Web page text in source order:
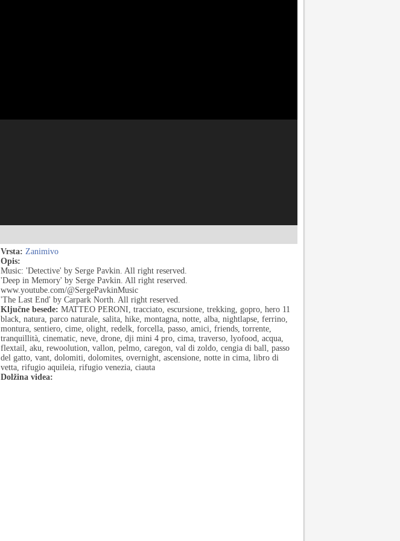
Vrsta: Zanimivo
Opis:
Music: 'Detective' by Serge Pavkin. All right reserved.
'Deep in Memory' by Serge Pavkin. All right reserved.
www.youtube.com/@SergePavkinMusic
'The Last End' by Carpark North. All right reserved.
Ključne besede: MATTEO PERONI, tracciato, escursione, trekking, gopro, hero 11
black, natura, parco naturale, salita, hike, montagna, notte, alba, nightlapse, ferrino,
montura, sentiero, cime, olight, redelk, forcella, passo, amici, friends, torrente,
tranquillità, cinematic, neve, drone, dji mini 4 pro, cima, traverso, lyofood, acqua,
flextail, aku, rewoolution, vallon, pelmo, caregon, val di zoldo, cengia di ball, passo
del gatto, vant, dolomiti, dolomites, overnight, ascensione, notte in cima, libro di
vetta, rifugio aquileia, rifugio venezia, ciauta
Dolžina videa: